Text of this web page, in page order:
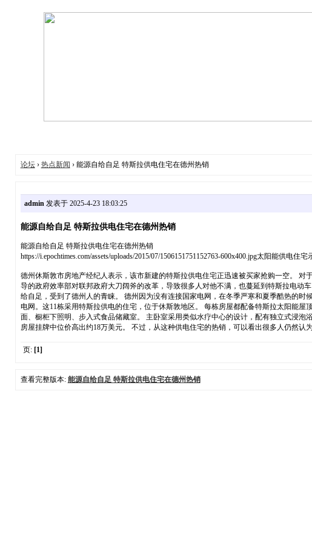
论坛› 热点新闻 › 能源自给自足 特斯拉供电住宅在德州热销
admin发表于 2025-4-23 18:03:25
能源自给自足 特斯拉供电住宅在德州热销
能源自给自足 特斯拉供电住宅在德州热销
https://i.epochtimes.com/assets/uploads/2015/07/1506151751152763-600x400.jpg太阳能供
德州休斯敦市房地产经纪人表示，该市新建的特斯拉供电住宅正迅速被买家抢购一空。
导的政府效率部对联邦政府大刀阔斧的改革，导致很多人对他不满，也蔓延到特斯拉电动
给自足，受到了德州人的青睐。 德州因为没有连接国家电网，在冬季严寒和夏季酷热的
电网。这11栋采用特斯拉供电的住宅，位于休斯敦地区。 每栋房屋都配备特斯拉太阳能
面、橱柜下照明、步入式食品储藏室。 主卧室采用类似水疗中心的设计，配有独立式浸泡
房屋挂牌中位价高出约18万美元。 不过，从这种供电住宅的热销，可以看出很多人仍然认为
页: [1]
查看完整版本: 能源自给自足 特斯拉供电住宅在德州热销